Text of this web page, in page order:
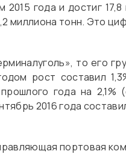
2015 года и достиг
миллиона тонн. Это
то его
рост составил
года на
2016 года
портовая